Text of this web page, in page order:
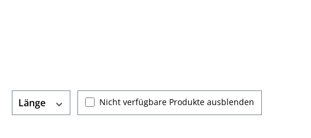
Länge Nicht verfügbare Produkte ausblenden